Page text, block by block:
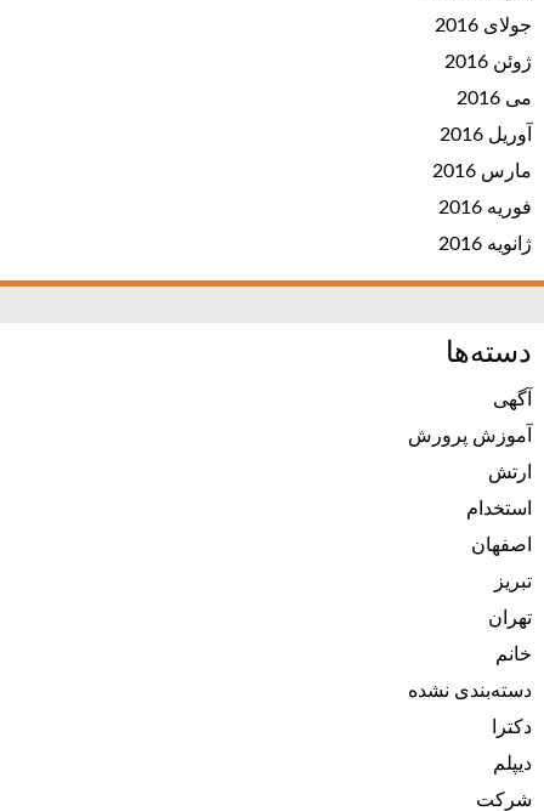
جولای 2016
ژوئن 2016
می 2016
آوریل 2016
مارس 2016
فوریه 2016
ژانویه 2016
دسته‌ها
آگهی
آموزش پرورش
ارتش
استخدام
اصفهان
تبریز
تهران
خانم
دسته‌بندی نشده
دکترا
دیپلم
شرکت